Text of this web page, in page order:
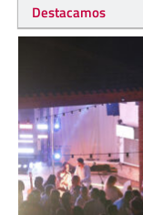
Destacamos